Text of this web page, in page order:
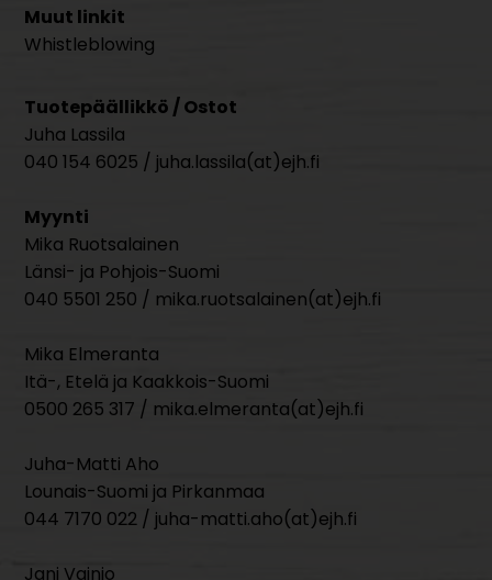
Muut linkit
Whistleblowing
Tuotepäällikkö / Ostot
Juha Lassila
040 154 6025 / juha.lassila(at)ejh.fi
Myynti
Mika Ruotsalainen
Länsi- ja Pohjois-Suomi
040 5501 250 / mika.ruotsalainen(at)ejh.fi
Mika Elmeranta
Itä-, Etelä ja Kaakkois-Suomi
0500 265 317 / mika.elmeranta(at)ejh.fi
Juha-Matti Aho
Lounais-Suomi ja Pirkanmaa
044 7170 022 / juha-matti.aho(at)ejh.fi
Jani Vainio